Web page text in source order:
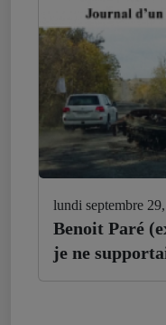
lundi septembre
Benoit Paré
je ne